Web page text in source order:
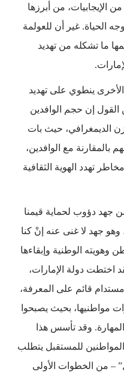
الإيجابيات، من أبرزها
الحياة. غير أن للعولمة
ما تشكله من تهديد
الأخرى ينطوي على تهديد
القول إن حجم الوافدين
الديمغرافي، حيث بات
بالمقارنة مع الوافدين،
تهدد الهوية الثقافية
من جهد دؤوب لحماية قيمنا
وهو جهد لا غنى عنه إنْ كنا
وهويته الوطنية وإبقاءها
اختطت دولة الإمارات،
قائم على المعرفة،
مواطنيها، بحيث يصبحوا
وقد تأسس هذا
المواطنين للمستقبل يتطلب
– من الخطوات الأولى